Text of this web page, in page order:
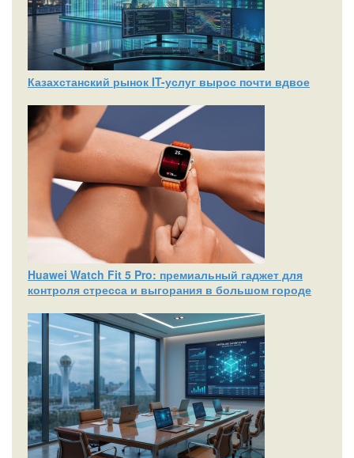
Казахстанский рынок IT-услуг вырос почти вдвое
Huawei Watch Fit 5 Pro: премиальный гаджет для
контроля стресса и выгорания в большом городе